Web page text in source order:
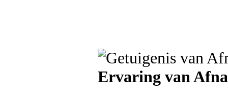
Ervaring van